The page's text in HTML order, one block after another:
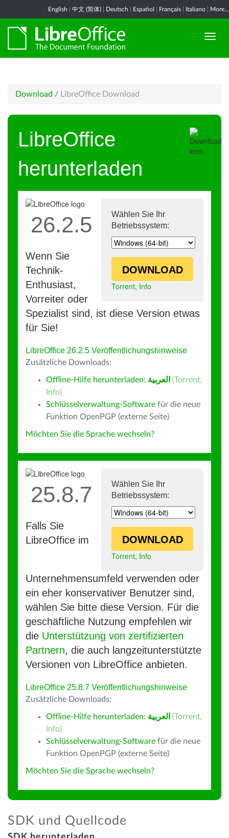
English 中文 (简体) Deutsch Español Français Italiano More...
Download / LibreOffice Download
LibreOffice
herunterladen
Wählen Sie Ihr
Betriebssystem:
DOWNLOAD
Torrent, Info
26.2.5
Wenn Sie
Technik-
Enthusiast,
Vorreiter oder
Spezialist sind, ist diese Version etwas
für Sie!
LibreOffice 26.2.5 Veröffentlichungshinweise
Zusätzliche Downloads:
Offline-Hilfe herunterladen: العربية (Torrent,
Info)
Schlüsselverwaltung-Software für die neue
Funktion OpenPGP (externe Seite)
Möchten Sie die Sprache wechseln?
Wählen Sie Ihr
Betriebssystem:
DOWNLOAD
Torrent, Info
25.8.7
Falls Sie
LibreOffice im
Unternehmensumfeld verwenden oder
ein eher konservativer Benutzer sind,
wählen Sie bitte diese Version. Für die
geschäftliche Nutzung empfehlen wir
die Unterstützung von zertifizierten
Partnern, die auch langzeitunterstützte
Versionen von LibreOffice anbieten.
LibreOffice 25.8.7 Veröffentlichungshinweise
Zusätzliche Downloads:
Offline-Hilfe herunterladen: العربية (Torrent,
Info)
Schlüsselverwaltung-Software für die neue
Funktion OpenPGP (externe Seite)
Möchten Sie die Sprache wechseln?
SDK und Quellcode